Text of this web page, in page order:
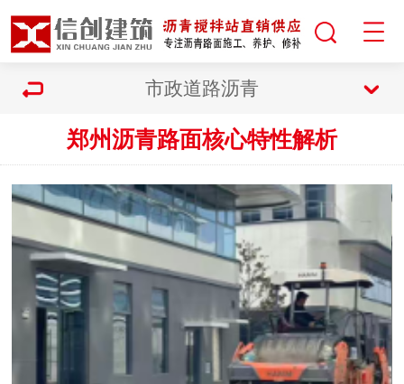
市政道路沥青
郑州沥青路面核心特性解析